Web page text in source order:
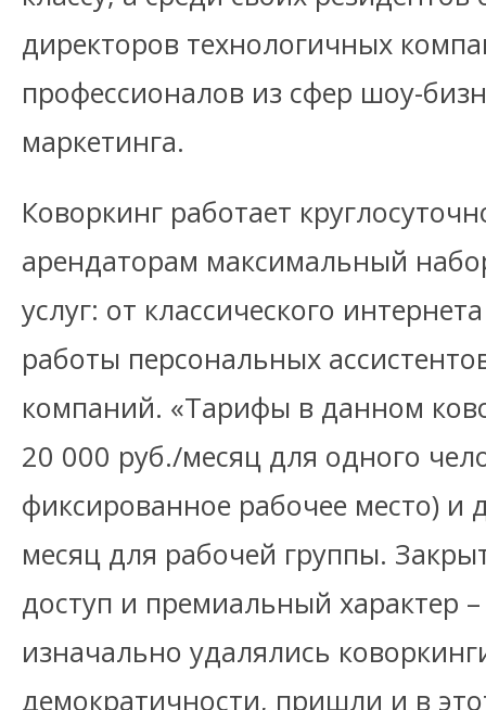
директоров технологичных
профессионалов из сфер шоу-
маркетинга.
Коворкинг работает
арендаторам максимальный
услуг: от классического
работы персональных
компаний. «Тарифы в данном
20 000 руб./месяц для одного
фиксированное рабочее место) и
месяц для рабочей группы.
доступ и премиальный характер –
изначально удалялись
демократичности, пришли и в